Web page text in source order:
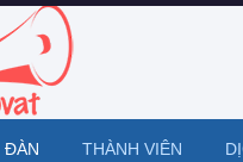
ĐÀN THÀNH VIÊN